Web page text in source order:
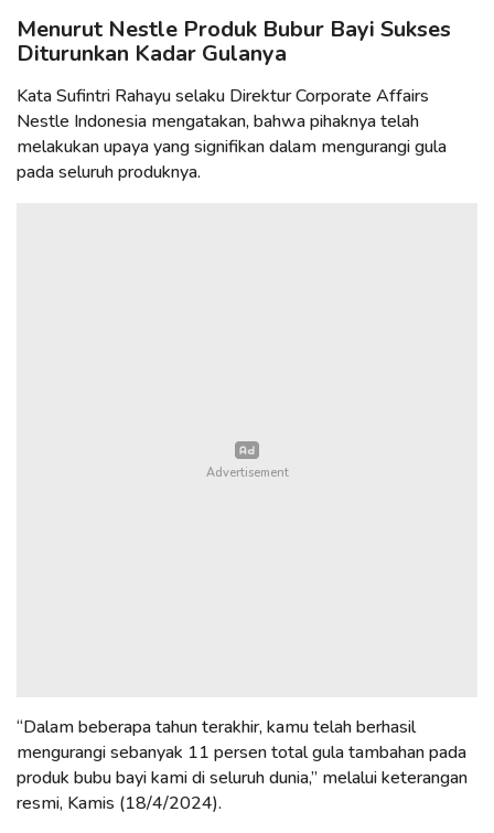
Menurut Nestle Produk Bubur Bayi Sukses
Diturunkan Kadar Gulanya
Kata Sufintri Rahayu selaku Direktur Corporate Affairs
Nestle Indonesia mengatakan, bahwa pihaknya telah
melakukan upaya yang signifikan dalam mengurangi gula
pada seluruh produknya.
“Dalam beberapa tahun terakhir, kamu telah berhasil
mengurangi sebanyak 11 persen total gula tambahan pada
produk bubu bayi kami di seluruh dunia,” melalui keterangan
resmi, Kamis (18/4/2024).